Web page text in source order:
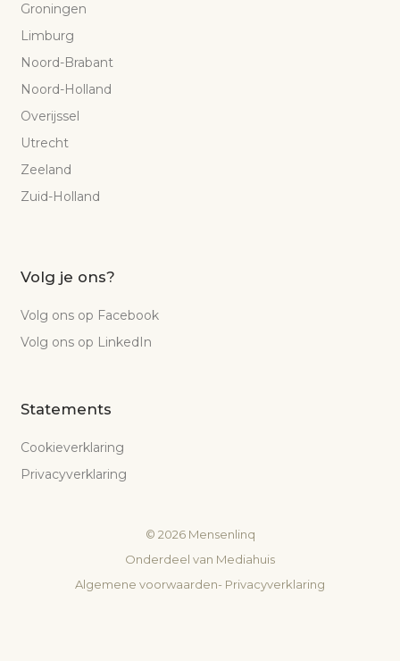
Groningen
Limburg
Noord-Brabant
Noord-Holland
Overijssel
Utrecht
Zeeland
Zuid-Holland
Volg je ons?
Volg ons op Facebook
Volg ons op LinkedIn
Statements
Cookieverklaring
Privacyverklaring
© 2026Mensenlinq
Onderdeel van Mediahuis
Algemene voorwaarden- Privacyverklaring